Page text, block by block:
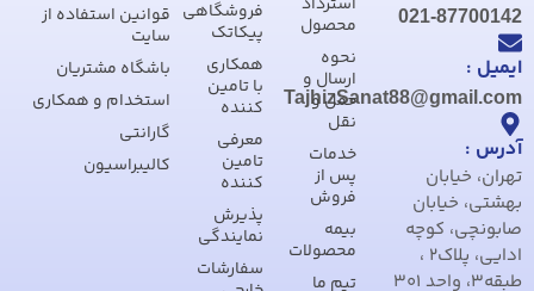
021-
:
:
خیابان
خیابان
کوچه
ادایی، پلاک2 ،
واحد 301
محصول
نحوه
ارسال و
حمل و
نقل
خدمات
پس از
فروش
بیمه
محصولات
تیم ما
فروشگاهی
پیکاتک
همکاری
با تامین
کننده
معرفی
تامین
کننده
پذیرش
نمایندگی
سفارشات
قوانین استفاده از
سایت
باشگاه مشتریان
استخدام و همکاری
گارانتی
کالیبراسیون